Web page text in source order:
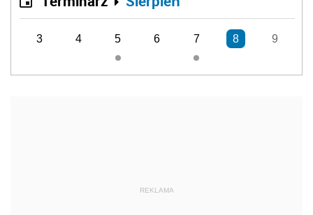
3 4 5 6 7 8 9
REKLAMA